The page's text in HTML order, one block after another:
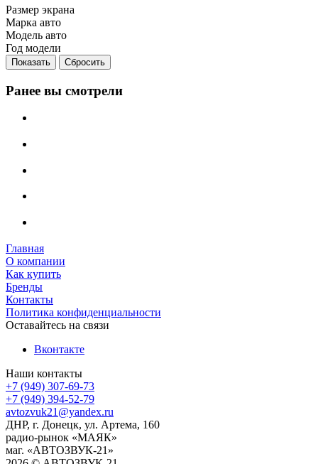
Размер экрана
Марка авто
Модель авто
Год модели
Сбросить
Ранее вы смотрели
Главная
О компании
Как купить
Бренды
Контакты
Политика конфиденциальности
Оставайтесь на связи
Вконтакте
Наши контакты
+7 (949) 307-69-73
+7 (949) 394-52-79
avtozvuk21@yandex.ru
ДНР, г. Донецк, ул. Артема, 160
радио-рынок «МАЯК»
маг. «АВТОЗВУК-21»